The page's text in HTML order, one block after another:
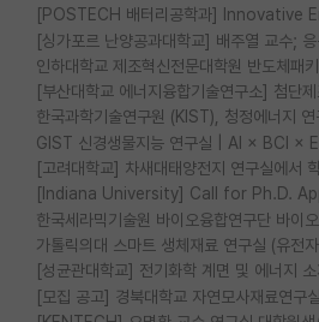
[Indiana University] Call for Ph.D.
[모집 공고] 경북대학교 자연모사재료연구